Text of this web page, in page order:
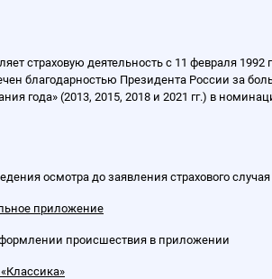
страховую деятельность с 11 февраля
благодарностью Президента России за
года» (2013, 2015, 2018 и 2021 гг.) в
осмотра до заявления страхового случая
приложение
происшествия в приложении